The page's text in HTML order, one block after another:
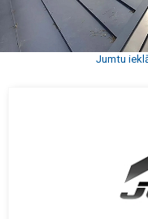
Jumtu